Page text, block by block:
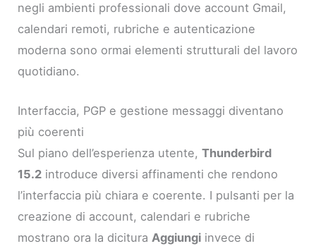
negli ambienti professionali dove account Gmail,
calendari remoti, rubriche e autenticazione
moderna sono ormai elementi strutturali del lavoro
quotidiano.
Interfaccia, PGP e gestione messaggi diventano
più coerenti
Sul piano dell’esperienza utente,Thunderbird
15.2 introduce diversi affinamenti che rendono
l’interfaccia più chiara e coerente. I pulsanti per la
creazione di account, calendari e rubriche
mostrano ora la dicituraAggiungi invece di